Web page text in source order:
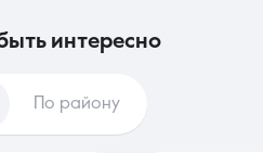
интересно
По району